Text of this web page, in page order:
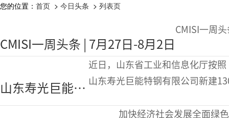
您的位置： 首页 > 今日头条 > 列表页
CMISI一周头条 | 7月27日-8月2日
CMISI一周
山东寿光巨能特
钢拟新建130吨
近日，山东省工业和信息化厅按
山东寿光巨能特钢有限公司新建
省寿光市新建一座1
加快经济社会发展全面绿